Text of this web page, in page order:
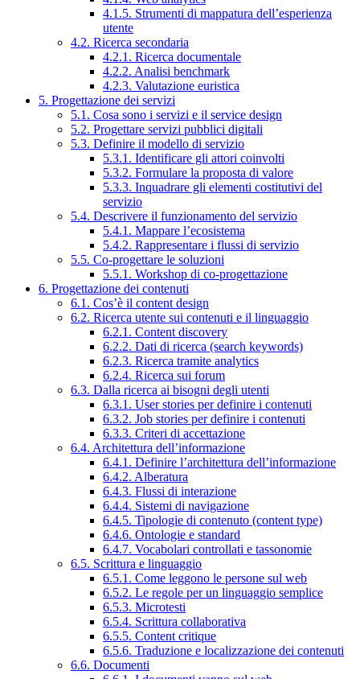
4.1.5. Strumenti di mappatura dell’esperienza
utente
4.2. Ricerca secondaria
4.2.1. Ricerca documentale
4.2.2. Analisi benchmark
4.2.3. Valutazione euristica
5. Progettazione dei servizi
5.1. Cosa sono i servizi e il service design
5.2. Progettare servizi pubblici digitali
5.3. Definire il modello di servizio
5.3.1. Identificare gli attori coinvolti
5.3.2. Formulare la proposta di valore
5.3.3. Inquadrare gli elementi costitutivi del
servizio
5.4. Descrivere il funzionamento del servizio
5.4.1. Mappare l’ecosistema
5.4.2. Rappresentare i flussi di servizio
5.5. Co-progettare le soluzioni
5.5.1. Workshop di co-progettazione
6. Progettazione dei contenuti
6.1. Cos’è il content design
6.2. Ricerca utente sui contenuti e il linguaggio
6.2.1. Content discovery
6.2.2. Dati di ricerca (search keywords)
6.2.3. Ricerca tramite analytics
6.2.4. Ricerca sui forum
6.3. Dalla ricerca ai bisogni degli utenti
6.3.1. User stories per definire i contenuti
6.3.2. Job stories per definire i contenuti
6.3.3. Criteri di accettazione
6.4. Architettura dell’informazione
6.4.1. Definire l’architettura dell’informazione
6.4.2. Alberatura
6.4.3. Flussi di interazione
6.4.4. Sistemi di navigazione
6.4.5. Tipologie di contenuto (content type)
6.4.6. Ontologie e standard
6.4.7. Vocabolari controllati e tassonomie
6.5. Scrittura e linguaggio
6.5.1. Come leggono le persone sul web
6.5.2. Le regole per un linguaggio semplice
6.5.3. Microtesti
6.5.4. Scrittura collaborativa
6.5.5. Content critique
6.5.6. Traduzione e localizzazione dei contenuti
6.6. Documenti